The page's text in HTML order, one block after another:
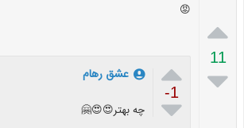

11

😡

-1

عشق رهام
چه بهتر😍😍🤗